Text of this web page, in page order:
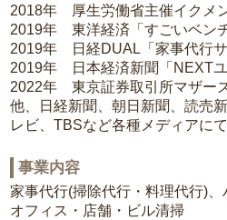
2018年 厚生労働省主催イクメ
2019年 東洋経済「すごいベン
2019年 日経DUAL「家事代行
2019年 日本経済新聞「NEXT
2022年 東京証券取引所マザー
他、日経新聞、朝日新聞、読売
レビ、TBSなど各種メディアに
事業内容
家事代行(掃除代行・料理代行)
オフィス・店舗・ビル清掃